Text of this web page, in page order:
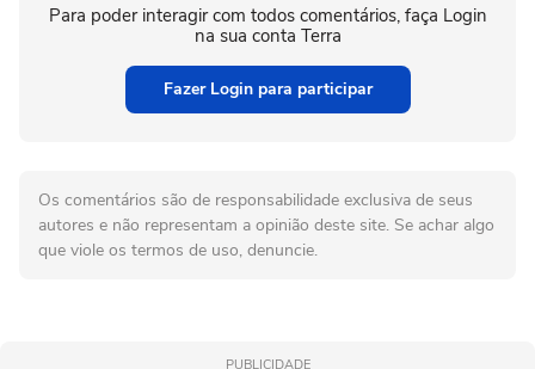
Para poder interagir com todos comentários, faça Login
na sua conta Terra
Fazer Login para participar
Os comentários são de responsabilidade exclusiva de seus
autores e não representam a opinião deste site. Se achar algo
que viole os termos de uso, denuncie.
PUBLICIDADE